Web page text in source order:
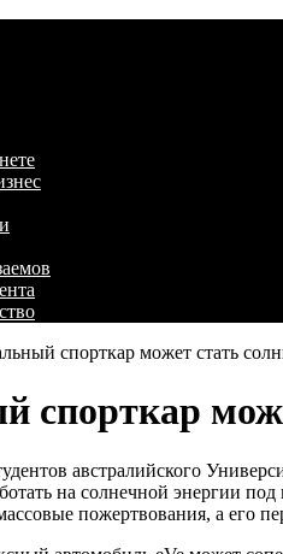
спорткар может стать
спорткар
австралийского
на солнечной энергии
пожертвования, а его